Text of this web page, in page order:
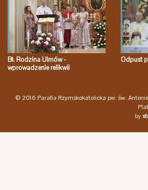
Bł. Rodzina Ulmów -
wprowadzenie relikwii
Odpust
© 2016 Parafia Rzymskokatolicka pw. św.
by